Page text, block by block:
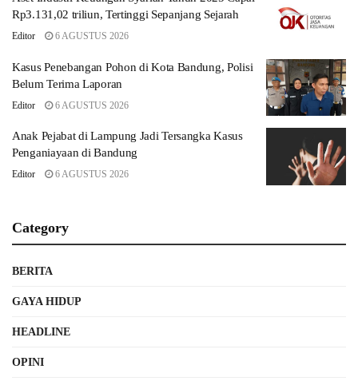
Rp3.131,02 triliun, Tertinggi Sepanjang Sejarah
Editor 6 AGUSTUS 2026
Kasus Penebangan Pohon di Kota Bandung, Polisi
Belum Terima Laporan
Editor 6 AGUSTUS 2026
Anak Pejabat di Lampung Jadi Tersangka Kasus
Penganiayaan di Bandung
Editor 6 AGUSTUS 2026
Category
BERITA
GAYA HIDUP
HEADLINE
OPINI